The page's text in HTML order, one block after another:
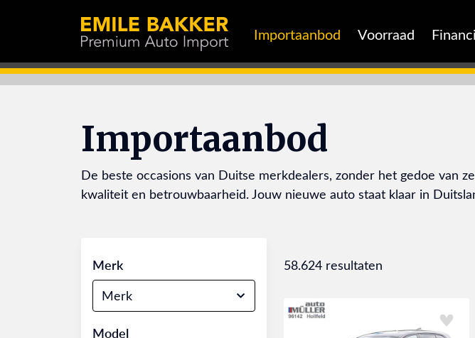
Importaanbod Voorraad
Importaanbod
De beste occasions van Duitse merkdealers, zonder het gedoe van
kwaliteit en betrouwbaarheid. Jouw nieuwe auto staat klaar in
Merk
Merk
Model
58.624 resultaten